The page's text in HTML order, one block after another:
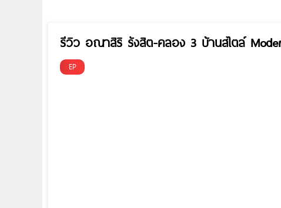
รีวิว อณาสิริ รังสิต-คลอง 3 บ้านสไตล์
EP